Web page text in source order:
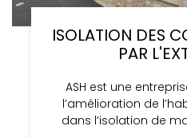
ISOLATION DES
PAR
ASH est une
l’amélioration de
dans l’isolation de